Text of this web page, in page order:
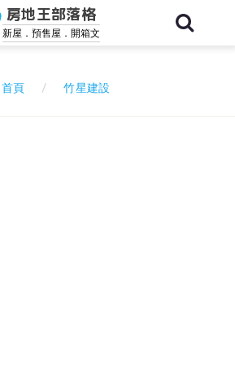
房地王部落格
新屋．預售屋．開箱文
首頁 竹星建設